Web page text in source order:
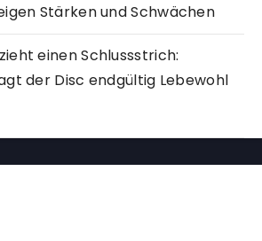
Stärken und Schwächen
einen Schlussstrich:
der Disc endgültig Lebewohl